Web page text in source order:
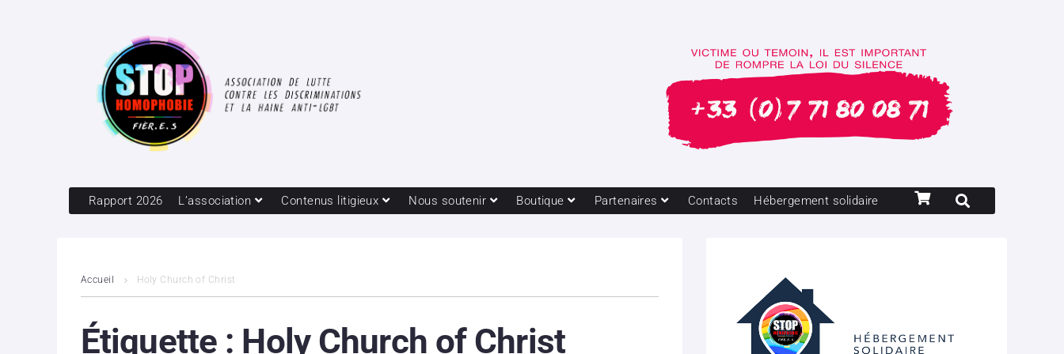
Rapport 2026 L’association Contenus litigieux Nous soutenir Boutique Partenaires Contacts Hébergement solidaire
Accueil Holy Church of Christ
Étiquette : Holy Church of Christ